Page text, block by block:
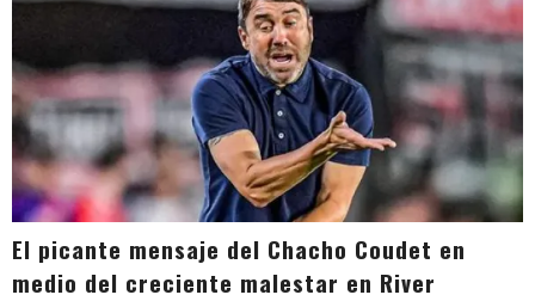
El picante mensaje del Chacho Coudet en
medio del creciente malestar en River